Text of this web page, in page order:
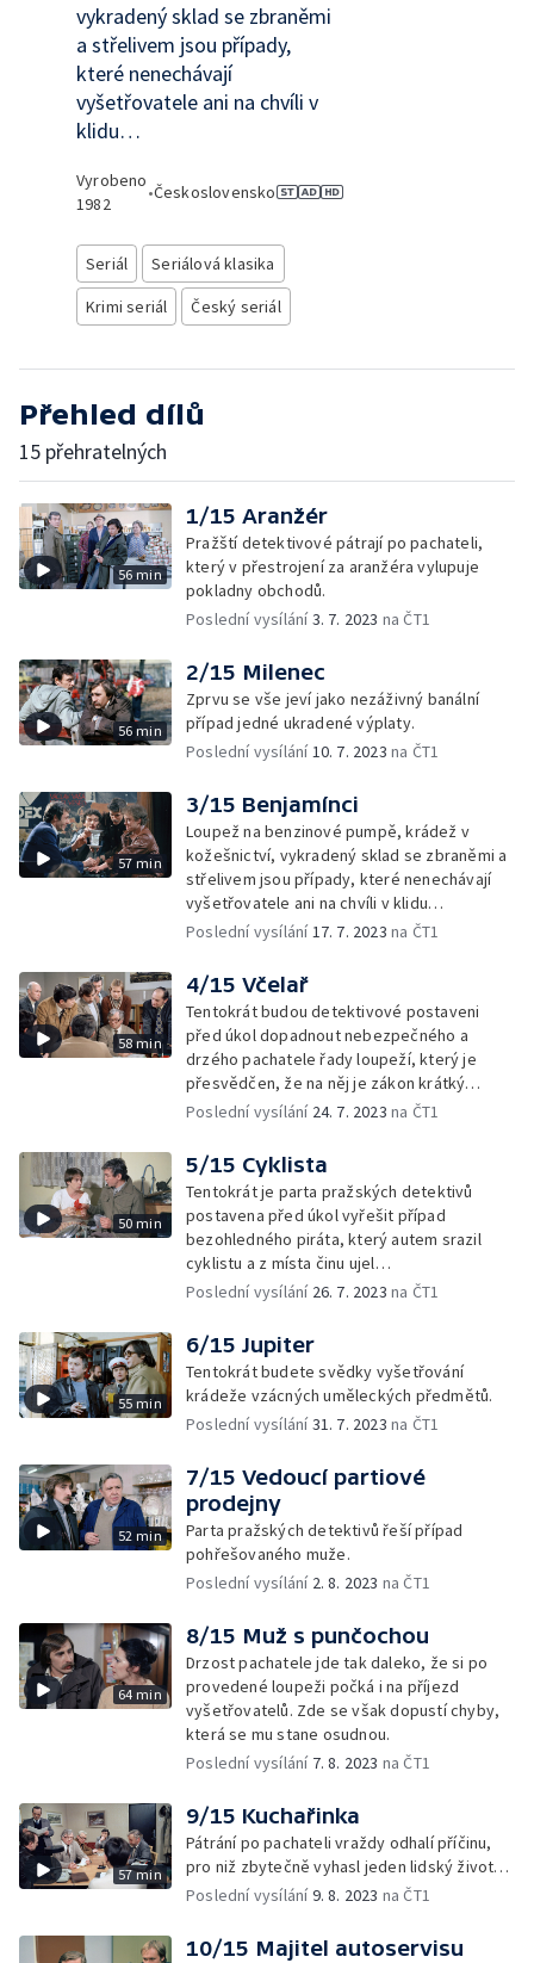
vykradený sklad se zbraněmi
a střelivem jsou případy,
které nenechávají
vyšetřovatele ani na chvíli v
klidu…
Vyrobeno
1982
•Československo
Seriál
Seriálová klasika
Krimi seriál
Český seriál
Přehled dílů
15 přehratelných
56 min
1/15 Aranžér
Pražští detektivové pátrají po pachateli,
který v přestrojení za aranžéra vylupuje
pokladny obchodů.
Poslední vysílání3. 7. 2023 na ČT1
56 min
2/15 Milenec
Zprvu se vše jeví jako nezáživný banální
případ jedné ukradené výplaty.
Poslední vysílání10. 7. 2023 na ČT1
57 min
3/15 Benjamínci
Loupež na benzinové pumpě, krádež v
kožešnictví, vykradený sklad se zbraněmi a
střelivem jsou případy, které nenechávají
vyšetřovatele ani na chvíli v klidu…
Poslední vysílání17. 7. 2023 na ČT1
58 min
4/15 Včelař
Tentokrát budou detektivové postaveni
před úkol dopadnout nebezpečného a
drzého pachatele řady loupeží, který je
přesvědčen, že na něj je zákon krátký…
Poslední vysílání 24. 7. 2023 na ČT1
50 min
5/15 Cyklista
Tentokrát je parta pražských detektivů
postavena před úkol vyřešit případ
bezohledného piráta, který autem srazil
cyklistu a z místa činu ujel…
Poslední vysílání 26. 7. 2023 na ČT1
55 min
6/15 Jupiter
Tentokrát budete svědky vyšetřování
krádeže vzácných uměleckých předmětů.
Poslední vysílání31. 7. 2023 na ČT1
52 min
7/15 Vedoucí partiové
prodejny
Parta pražských detektivů řeší případ
pohřešovaného muže.
Poslední vysílání 2. 8. 2023 na ČT1
64 min
8/15 Muž s punčochou
Drzost pachatele jde tak daleko, že si po
provedené loupeži počká i na příjezd
vyšetřovatelů. Zde se však dopustí chyby,
která se mu stane osudnou.
Poslední vysílání 7. 8. 2023 na ČT1
57 min
9/15 Kuchařinka
Pátrání po pachateli vraždy odhalí příčinu,
pro niž zbytečně vyhasl jeden lidský život…
Poslední vysílání9. 8. 2023 na ČT1
10/15 Majitel autoservisu